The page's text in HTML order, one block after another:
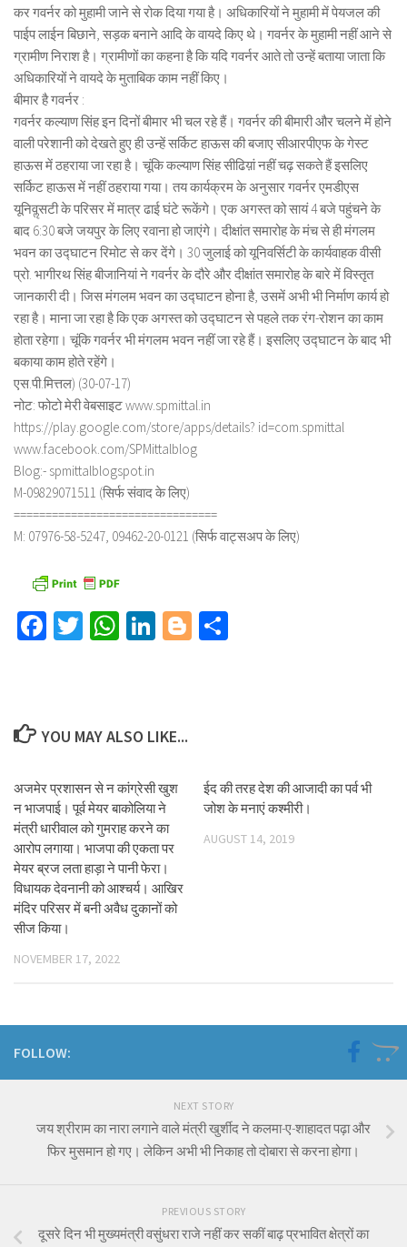
कर गवर्नर को मुहामी जाने से रोक दिया गया है। अधिकारियों ने मुहामी में पेयजल की
पाईप लाईन बिछाने, सड़क बनाने आदि के वायदे किए थे। गवर्नर के मुहामी नहीं आने से
ग्रामीण निराश है। ग्रामीणों का कहना है कि यदि गवर्नर आते तो उन्हें बताया जाता कि
अधिकारियों ने वायदे के मुताबिक काम नहीं किए।
बीमार है गवर्नर :
गवर्नर कल्याण सिंह इन दिनों बीमार भी चल रहे हैं। गवर्नर की बीमारी और चलने में होने
वाली परेशानी को देखते हुए ही उन्हें सर्किट हाऊस की बजाए सीआरपीएफ के गेस्ट
हाऊस में ठहराया जा रहा है। चूंकि कल्याण सिंह सीढिय़ां नहीं चढ़ सकते हैं इसलिए
सर्किट हाऊस में नहीं ठहराया गया। तय कार्यक्रम के अनुसार गवर्नर एमडीएस
यूनिवॢसटी के परिसर में मात्र ढाई घंटे रूकेंगे। एक अगस्त को सायं 4 बजे पहुंचने के
बाद 6:30 बजे जयपुर के लिए रवाना हो जाएंगे। दीक्षांत समारोह के मंच से ही मंगलम
भवन का उद्घाटन रिमोट से कर देंगे। 30 जुलाई को यूनिवर्सिटी के कार्यवाहक वीसी
प्रो. भागीरथ सिंह बीजानियां ने गवर्नर के दौरे और दीक्षांत समारोह के बारे में विस्तृत
जानकारी दी। जिस मंगलम भवन का उद्घाटन होना है, उसमें अभी भी निर्माण कार्य हो
रहा है। माना जा रहा है कि एक अगस्त को उद्घाटन से पहले तक रंग-रोशन का काम
होता रहेगा। चूंकि गवर्नर भी मंगलम भवन नहीं जा रहे हैं। इसलिए उद्घाटन के बाद भी
बकाया काम होते रहेंगे।
एस.पी.मित्तल) (30-07-17)
नोट: फोटो मेरी वेबसाइट www.spmittal.in
https://play.google.com/store/apps/details? id=com.spmittal
www.facebook.com/SPMittalblog
Blog:- spmittalblogspot.in
M-09829071511 (सिर्फ संवाद के लिए)
================================
M: 07976-58-5247, 09462-20-0121 (सिर्फ वाट्सअप के लिए)
Facebook
TwitterWhatsApp
LinkedIn
Blogger
YOU MAY ALSO LIKE...
अजमेर प्रशासन से न कांग्रेसी खुश
न भाजपाई। पूर्व मेयर बाकोलिया ने
मंत्री धारीवाल को गुमराह करने का
आरोप लगाया। भाजपा की एकता पर
मेयर ब्रज लता हाड़ा ने पानी फेरा।
विधायक देवनानी को आश्चर्य। आखिर
मंदिर परिसर में बनी अवैध दुकानों को
सीज किया।
NOVEMBER 17, 2022
ईद की तरह देश की आजादी का पर्व भी
जोश के मनाएं कश्मीरी।
AUGUST 14, 2019
FOLLOW:
NEXT STORY
जय श्रीराम का नारा लगाने वाले मंत्री खुर्शीद ने कलमा-ए-शाहादत पढ़ा और
फिर मुसमान हो गए। लेकिन अभी भी निकाह तो दोबारा से करना होगा।
PREVIOUS STORY
दूसरे दिन भी मुख्यमंत्री वसुंधरा राजे नहीं कर सकीं बाढ़ प्रभावित क्षेत्रों का